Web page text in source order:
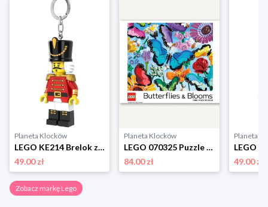
Planeta Klocków
LEGO KE214 Brelok z latarką Dziadek do orzechów Lego
49.00 zł
Planeta Klocków
LEGO 070325 Puzzle Butterflies & Blooms (1000 elementów) Lego
84.00 zł
Planeta
49.00 zł
Zobacz markę Lego